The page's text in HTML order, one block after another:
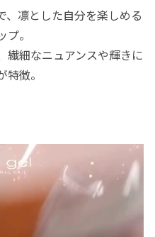
、凛とした自分を楽しめる
。
繊細なニュアンスや輝きに
徴。